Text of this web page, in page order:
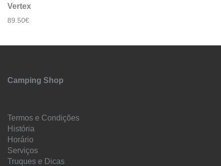
Vertex
89.50€
Camping Shop
Termos e Condições
História
Horário
Serviços
Truques e Dicas